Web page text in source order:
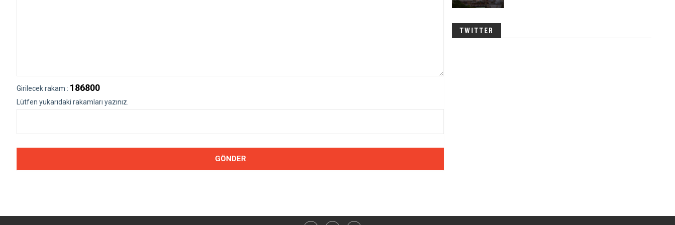
Girilecek rakam : 186800
Lütfen yukarıdaki rakamları yazınız.
TWITTER